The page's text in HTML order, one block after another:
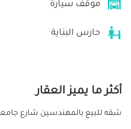
موقف سيارة
حارس البناية
أكثر ما يميز العقار
شقه للبيع بالمهندسين شارع